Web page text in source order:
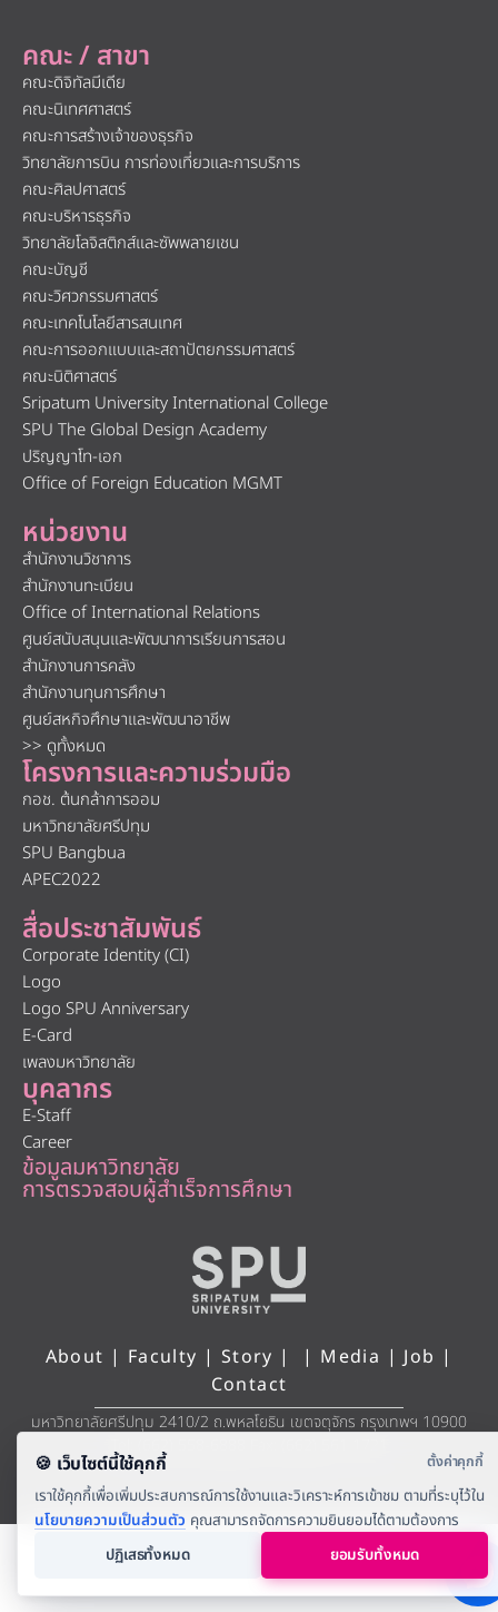
คณะ / สาขา
คณะดิจิทัลมีเดีย
คณะนิเทศศาสตร์
คณะการสร้างเจ้าของธุรกิจ
วิทยาลัยการบิน การท่องเที่ยวและการบริการ
คณะศิลปศาสตร์
คณะบริหารธุรกิจ
วิทยาลัยโลจิสติกส์และซัพพลายเชน
คณะบัญชี
คณะวิศวกรรมศาสตร์
คณะเทคโนโลยีสารสนเทศ
คณะการออกแบบและสถาปัตยกรรมศาสตร์
คณะนิติศาสตร์
Sripatum University International College
SPU The Global Design Academy
ปริญญาโท-เอก
Office of Foreign Education MGMT
หน่วยงาน
สำนักงานวิชาการ
สำนักงานทะเบียน
Office of International Relations
ศูนย์สนับสนุนและพัฒนาการเรียนการสอน
สำนักงานการคลัง
สำนักงานทุนการศึกษา
ศูนย์สหกิจศึกษาและพัฒนาอาชีพ
>> ดูทั้งหมด
โครงการและความร่วมมือ
กอช. ต้นกล้าการออม
มหาวิทยาลัยศรีปทุม
SPU Bangbua
APEC2022
สื่อประชาสัมพันธ์
Corporate Identity (CI)
Logo
Logo SPU Anniversary
E-Card
เพลงมหาวิทยาลัย
บุคลากร
E-Staff
Career
ข้อมูลมหาวิทยาลัย
การตรวจสอบผู้สำเร็จการศึกษา
About | Faculty | Story | | Media |Job |
Contact
มหาวิทยาลัยศรีปทุม 2410/2 ถ.พหลโยธิน เขตจตุจักร กรุงเทพฯ 10900